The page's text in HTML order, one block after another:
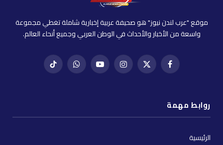
موقع "عرب لندن نيوز" هو صحيفة عربية إخبارية شاملة تغطي مجموعة
واسعة من الأخبار والأحداث في الوطن العربي وجميع أنحاء العالم.
فيسبوكX
إنستغراميوتيوب واتساب تيك
روابط مهمة
الرئيسية